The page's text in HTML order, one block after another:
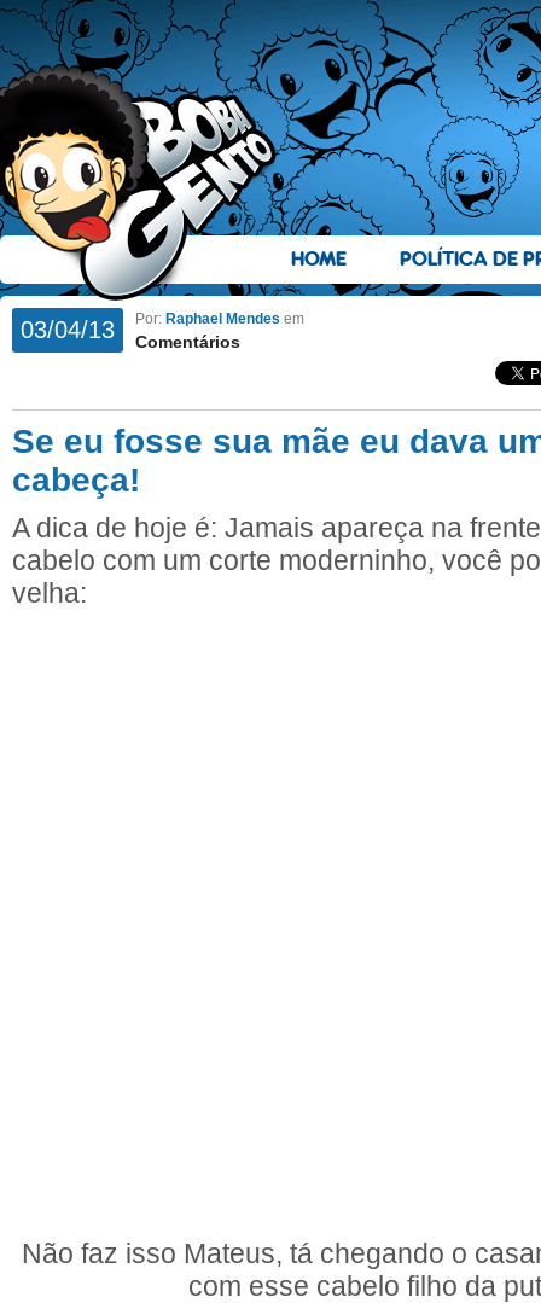
HOME POLÍTICA DE
03/04/13 Por: Raphael Mendes em
Comentários
Se eu fosse sua mãe eu dava
cabeça!
A dica de hoje é: Jamais apareça na
cabelo com um corte moderninho, você
velha:
Não faz isso Mateus, tá chegando o
com esse cabelo filho da